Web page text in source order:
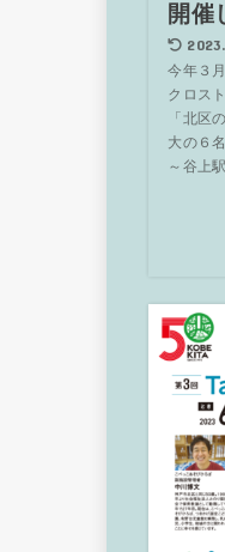
開催
今年３
クロス
「北区
大の６
～谷上